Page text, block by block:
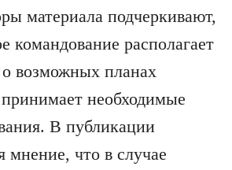
материала подчеркивают,
командование располагает
возможных планах
необходимые
В публикации
мнение, что в случае